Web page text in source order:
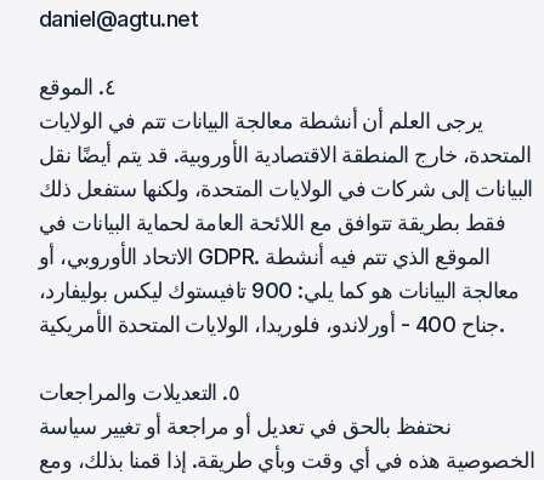
daniel@agtu.net
٤. الموقع
يرجى العلم أن أنشطة معالجة البيانات تتم في الولايات
المتحدة، خارج المنطقة الاقتصادية الأوروبية. قد يتم أيضًا نقل
البيانات إلى شركات في الولايات المتحدة، ولكنها ستفعل ذلك
فقط بطريقة تتوافق مع اللائحة العامة لحماية البيانات في
الاتحاد الأوروبي، أو GDPR. الموقع الذي تتم فيه أنشطة
معالجة البيانات هو كما يلي: 900 تافيستوك ليكس بوليفارد،
جناح 400 - أورلاندو، فلوريدا، الولايات المتحدة الأمريكية.
٥. التعديلات والمراجعات
نحتفظ بالحق في تعديل أو مراجعة أو تغيير سياسة
الخصوصية هذه في أي وقت وبأي طريقة. إذا قمنا بذلك، ومع